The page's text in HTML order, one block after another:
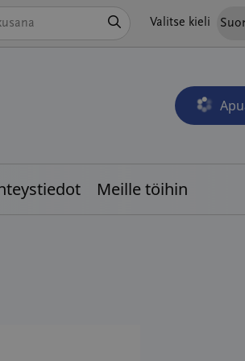
Valitse kieli
Meille töihin